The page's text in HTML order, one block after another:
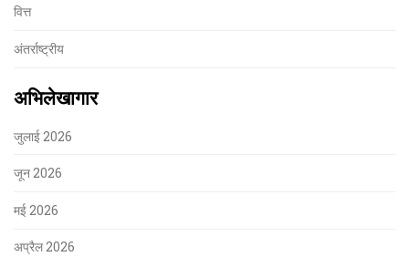
वित्त
अंतर्राष्ट्रीय
अभिलेखागार
जुलाई 2026
जून 2026
मई 2026
अप्रैल 2026